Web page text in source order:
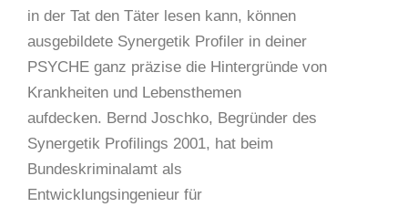
in der Tat den Täter lesen kann, können
ausgebildete Synergetik Profiler in deiner
PSYCHE ganz präzise die Hintergründe von
Krankheiten und Lebensthemen
aufdecken. Bernd Joschko, Begründer des
Synergetik Profilings 2001, hat beim
Bundeskriminalamt als
Entwicklungsingenieur für